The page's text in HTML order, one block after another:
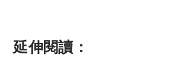
延伸閱讀：